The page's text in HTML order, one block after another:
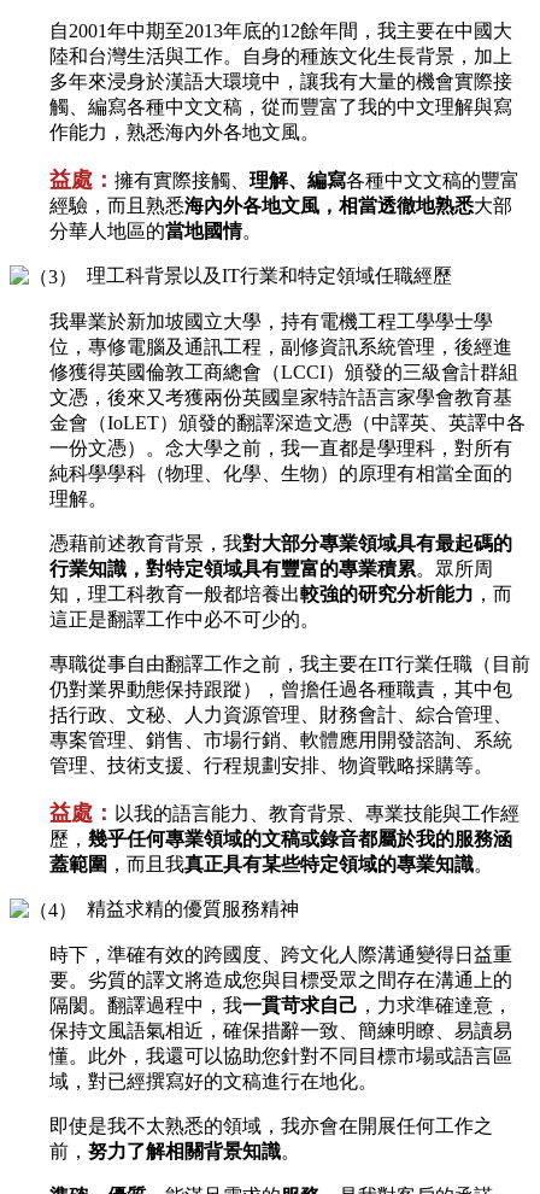
自2001年中期至2013年底的12餘年間，我主要在中國大
陸和台灣生活與工作。自身的種族文化生長背景，加上
多年來浸身於漢語大環境中，讓我有大量的機會實際接
觸、編寫各種中文文稿，從而豐富了我的中文理解與寫
作能力，熟悉海內外各地文風。
益處： 擁有實際接觸、 理解、編寫各種中文文稿的豐富
經驗，而且熟悉海內外各地文風，相當透徹地熟悉大部
分華人地區的當地國情。
理工科背景以及IT行業和特定領域任職經歷
我畢業於新加坡國立大學，持有電機工程工學學士學
位，專修電腦及通訊工程，副修資訊系統管理，後經進
修獲得英國倫敦工商總會（LCCI）頒發的三級會計群組
文憑，後來又考獲兩份英國皇家特許語言家學會教育基
金會（IoLET）頒發的翻譯深造文憑（中譯英、英譯中各
一份文憑）。念大學之前，我一直都是學理科，對所有
純科學學科（物理、化學、生物）的原理有相當全面的
理解。
憑藉前述教育背景，我對大部分專業領域具有最起碼的
行業知識，對特定領域具有豐富的專業積累。眾所周
知，理工科教育一般都培養出較強的研究分析能力 ，而
這正是翻譯工作中必不可少的。
專職從事自由翻譯工作之前，我主要在IT行業任職（目前
仍對業界動態保持跟蹤），曾擔任過各種職責，其中包
括行政、文秘、人力資源管理、財務會計、綜合管理、
專案管理、銷售、市場行銷、軟體應用開發諮詢、系統
管理、技術支援、行程規劃安排、物資戰略採購等。
益處： 以我的語言能力、教育背景、專業技能與工作經
歷， 幾乎任何專業領域的文稿或錄音都屬於我的服務涵
蓋範圍 ，而且我真正具有某些特定領域的專業知識。
精益求精的優質服務精神
時下，準確有效的跨國度、跨文化人際溝通變得日益重
要。劣質的譯文將造成您與目標受眾之間存在溝通上的
隔閡。翻譯過程中，我一貫苛求自己 ，力求準確達意，
保持文風語氣相近，確保措辭一致、簡練明瞭、易讀易
懂。此外，我還可以協助您針對不同目標市場或語言區
域，對已經撰寫好的文稿進行在地化。
即使是我不太熟悉的領域，我亦會在開展任何工作之
前，努力了解相關背景知識。